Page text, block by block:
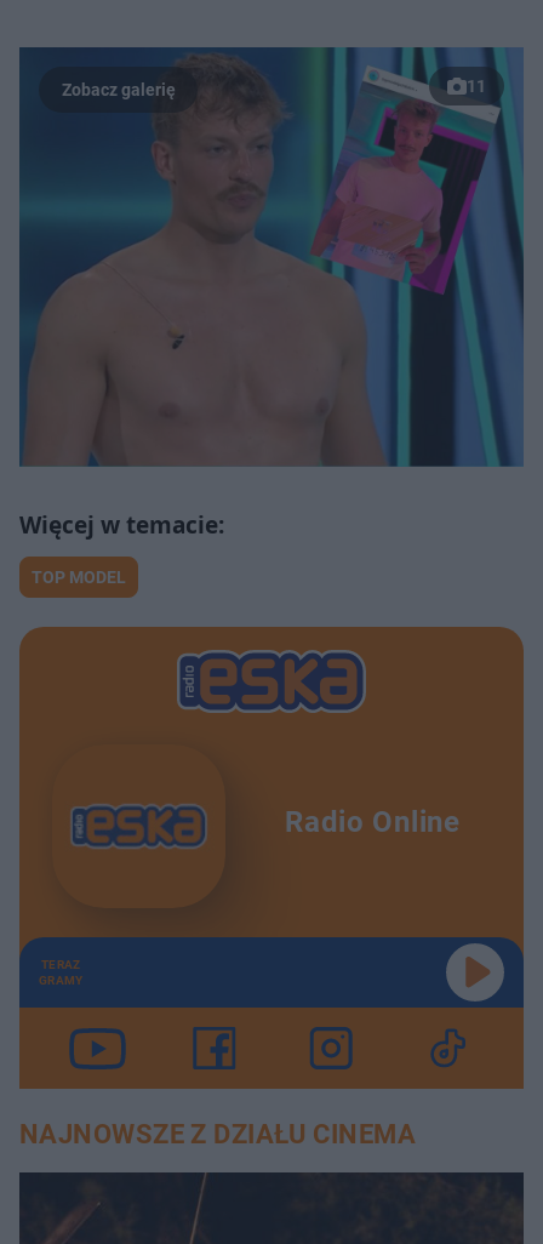
11
TOP MODEL
Radio Online
TERAZ
GRAMY
NAJNOWSZE Z DZIAŁU CINEMA